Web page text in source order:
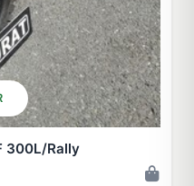
300L/Rally